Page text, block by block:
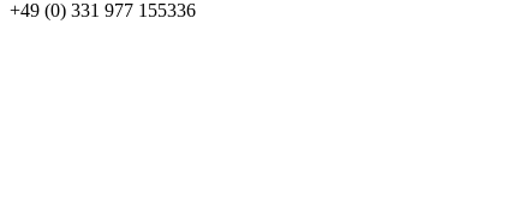
+49 (0) 331 977 155336